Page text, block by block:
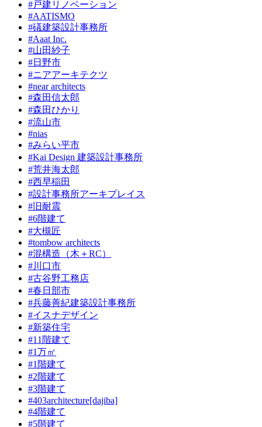
#戸建リノベーション
#AATISMO
#礒建築設計事務所
#Aaat Inc.
#山田紗子
#日野市
#ニアアーキテクツ
#near architects
#森田信太郎
#森田ひかり
#流山市
#nias
#みらい平市
#Kai Design 建築設計事務所
#荒井海太郎
#西早稲田
#設計事務所アーキプレイス
#旧耐震
#6階建て
#大槻匠
#tombow architects
#混構造（木＋RC）
#川口市
#古谷野工務店
#春日部市
#兵藤善紀建築設計事務所
#イスナデザイン
#新築住宅
#11階建て
#1万㎡
#1階建て
#2階建て
#3階建て
#403architecture[dajiba]
#4階建て
#5階建て